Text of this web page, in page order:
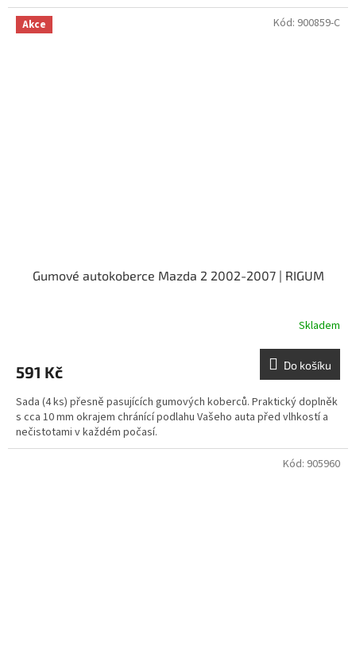
Akce
Gumové autokoberce Mazda 2 2002-2007 | RIGUM
Skladem
591 Kč Do košíku
Sada (4 ks) přesně pasujících gumových koberců. Praktický doplněk
s cca 10 mm okrajem chránící podlahu Vašeho auta před vlhkostí a
nečistotami v každém počasí.
Kód: 900859-C
Kód: 905960